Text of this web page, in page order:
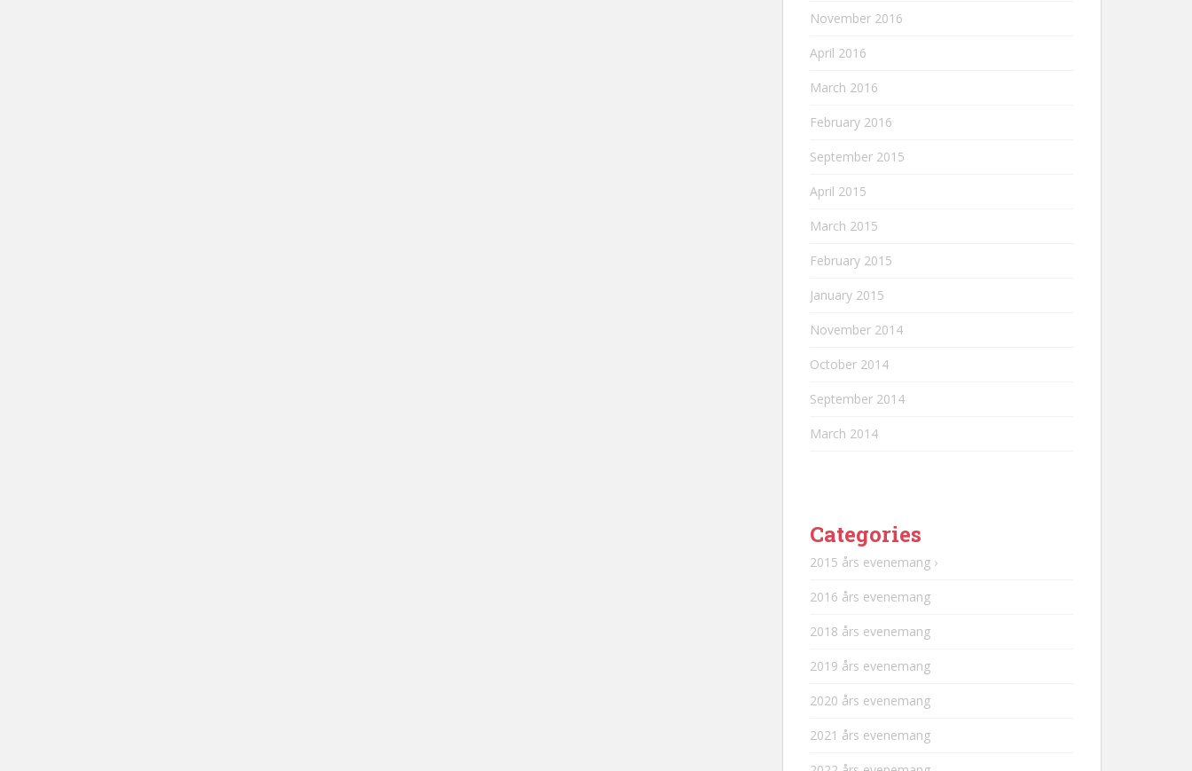
November 2016
April 2016
March 2016
February 2016
September 2015
April 2015
March 2015
February 2015
January 2015
November 2014
October 2014
September 2014
March 2014
Categories
2015 års evenemang ›
2016 års evenemang
2018 års evenemang
2019 års evenemang
2020 års evenemang
2021 års evenemang